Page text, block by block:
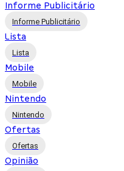
Informe Publicitário
Informe Publicitário
Lista
Lista
Mobile
Mobile
Nintendo
Nintendo
Ofertas
Ofertas
Opinião